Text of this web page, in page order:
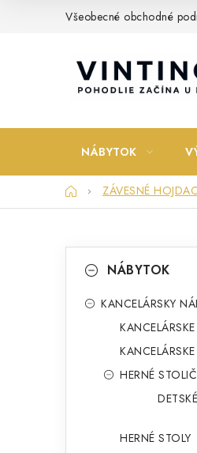
Všeobecné obchodné
NÁBYTOK
DomovZÁVESNÉ
kategórieNÁBYTOK
KANCELÁRSKY
HERNÉ
HERNÉ STOLY